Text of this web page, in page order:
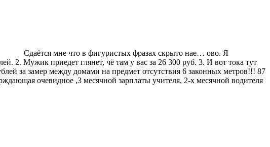
Сдаётся мне что в фигуристых фразах скрыто нае… ово. Я
2. Мужик приедет глянет, чё там у вас за 26 300 руб. 3. И вот тока тут
за замер между домами на предмет отсутствия 6 законных метров!!! 87
очевидное ,3 месячной зарплаты учителя, 2-х месячной водителя